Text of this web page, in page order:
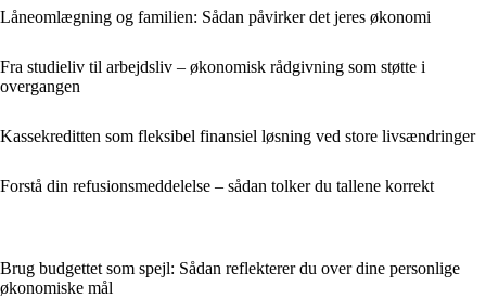
Låneomlægning og familien: Sådan påvirker det jeres økonomi
Fra studieliv til arbejdsliv – økonomisk rådgivning som støtte i
overgangen
Kassekreditten som fleksibel finansiel løsning ved store livsændringer
Forstå din refusionsmeddelelse – sådan tolker du tallene korrekt
Brug budgettet som spejl: Sådan reflekterer du over dine personlige
økonomiske mål